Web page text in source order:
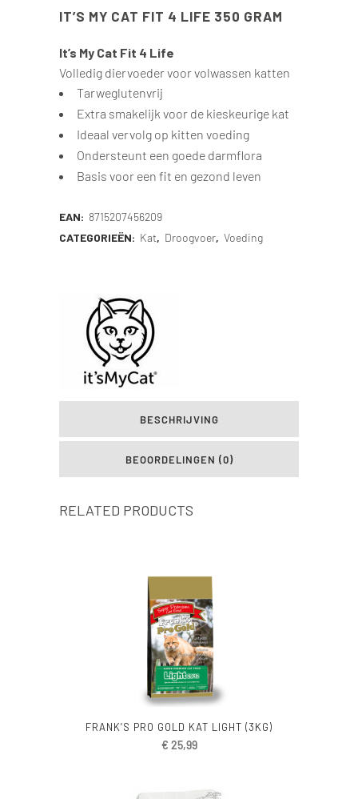
IT’S MY CAT FIT 4 LIFE 350 GRAM
It’s My Cat Fit 4 Life
Volledig diervoeder voor volwassen katten
Tarweglutenvrij
Extra smakelijk voor de kieskeurige kat
Ideaal vervolg op kitten voeding
Ondersteunt een goede darmflora
Basis voor een fit en gezond leven
EAN: 8715207456209
CATEGORIEËN: Kat, Droogvoer, Voeding
BESCHRIJVING
BEOORDELINGEN (0)
RELATED PRODUCTS
FRANK’S PRO GOLD KAT LIGHT (3KG)
€ 25,99